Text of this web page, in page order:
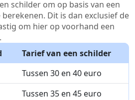
schilder om op basis van een
Dit is dan exclusief de
om hier op voorhand een
Tarief van een schilder
Tussen 30 en 40 euro
Tussen 35 en 45 euro